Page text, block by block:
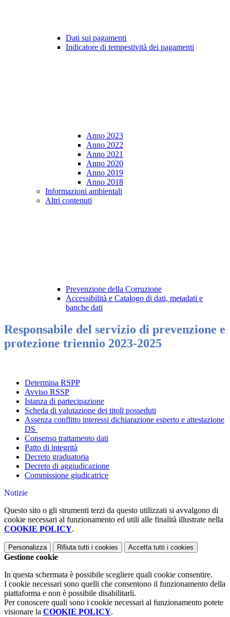
Dati sui pagamenti
Indicatore di tempestività dei pagamenti
Anno 2023
Anno 2022
Anno 2021
Anno 2020
Anno 2019
Anno 2018
Informazioni ambientali
Altri contenuti
Prevenzione della Corruzione
Accessibilità e Catalogo di dati, metadati e
banche dati
Responsabile del servizio di prevenzione e
protezione triennio 2023-2025
Determina RSPP
Avviso RSSP
Istanza di partecipazione
Scheda di valutazione dei titoli posseduti
Assenza conflitto interessi dichiarazione esperto e attestazione
DS
Consenso trattamento dati
Patto di integrità
Decreto graduatoria
Decreto di aggiudicazione
Commissione giudicatrice
Notizie
Questo sito o gli strumenti terzi da questo utilizzati si avvalgono di
cookie necessari al funzionamento ed utili alle finalità illustrate nella
COOKIE POLICY.
Personalizza Rifiuta tutti i cookies Accetta tutti i cookies
Gestione cookie
In questa schermata è possibile scegliere quali cookie consentire.
I cookie necessari sono quelli che consentono il funzionamento della
piattaforma e non è possibile disabilitarli.
Per conoscere quali sono i cookie necessari al funzionamento potete
visionare la COOKIE POLICY.